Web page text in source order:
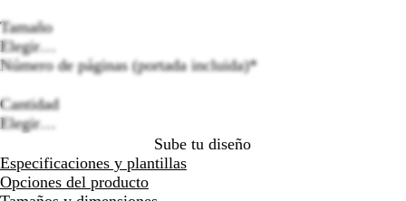
y
las
para
moverte
por
y
para
imagen
para
Tamaño
Elegir…
Número de páginas (portada incluida)*
Cantidad
Elegir…
Sube tu diseño
Especificaciones y plantillas
Opciones del producto